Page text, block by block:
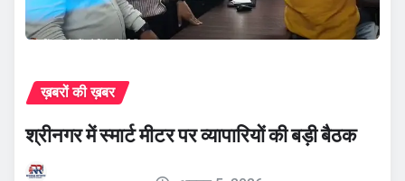
ख़बरों की ख़बर
श्रीनगर में स्मार्ट मीटर पर व्यापारियों की बड़ी बैठक